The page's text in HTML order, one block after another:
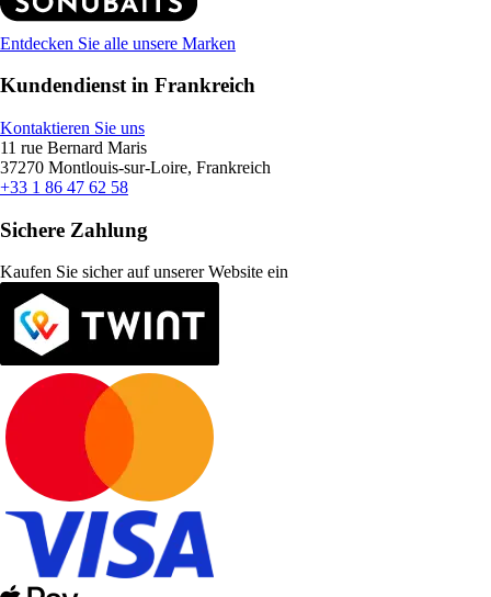
Entdecken Sie alle unsere Marken
Kundendienst in Frankreich
Kontaktieren Sie uns
11 rue Bernard Maris
37270 Montlouis-sur-Loire, Frankreich
+33 1 86 47 62 58
Sichere Zahlung
Kaufen Sie sicher auf unserer Website ein